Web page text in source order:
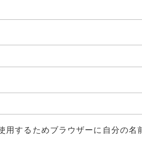
用するためブラウザーに自分の